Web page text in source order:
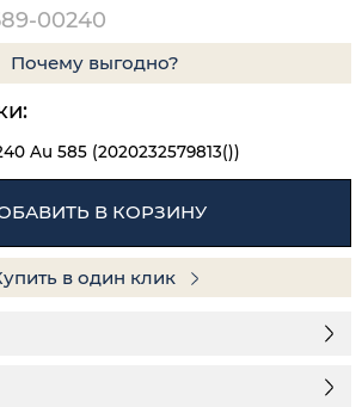
00240
Почему выгодно?
Au 585 (2020232579813())
В КОРЗИНУ
в один клик